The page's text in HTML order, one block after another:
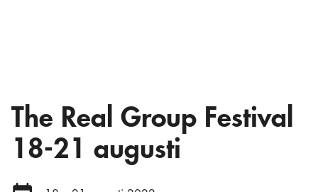
The Real Group Festival
18-21 augusti